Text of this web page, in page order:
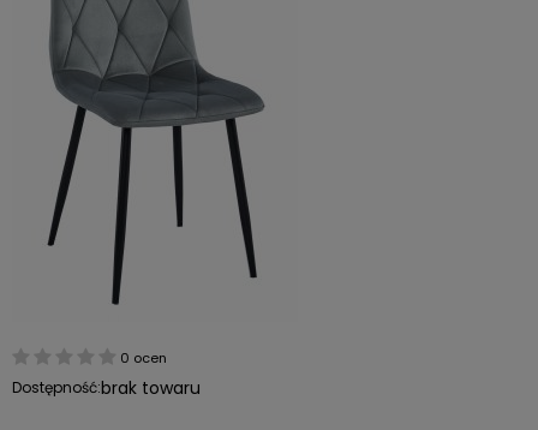
0 ocen
Dostępność:brak towaru